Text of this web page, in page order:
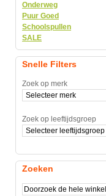
Onderweg
Puur Goed
Schoolspullen
SALE
Snelle Filters
Zoek op merk
Zoek op leeftijdsgroep
Zoeken